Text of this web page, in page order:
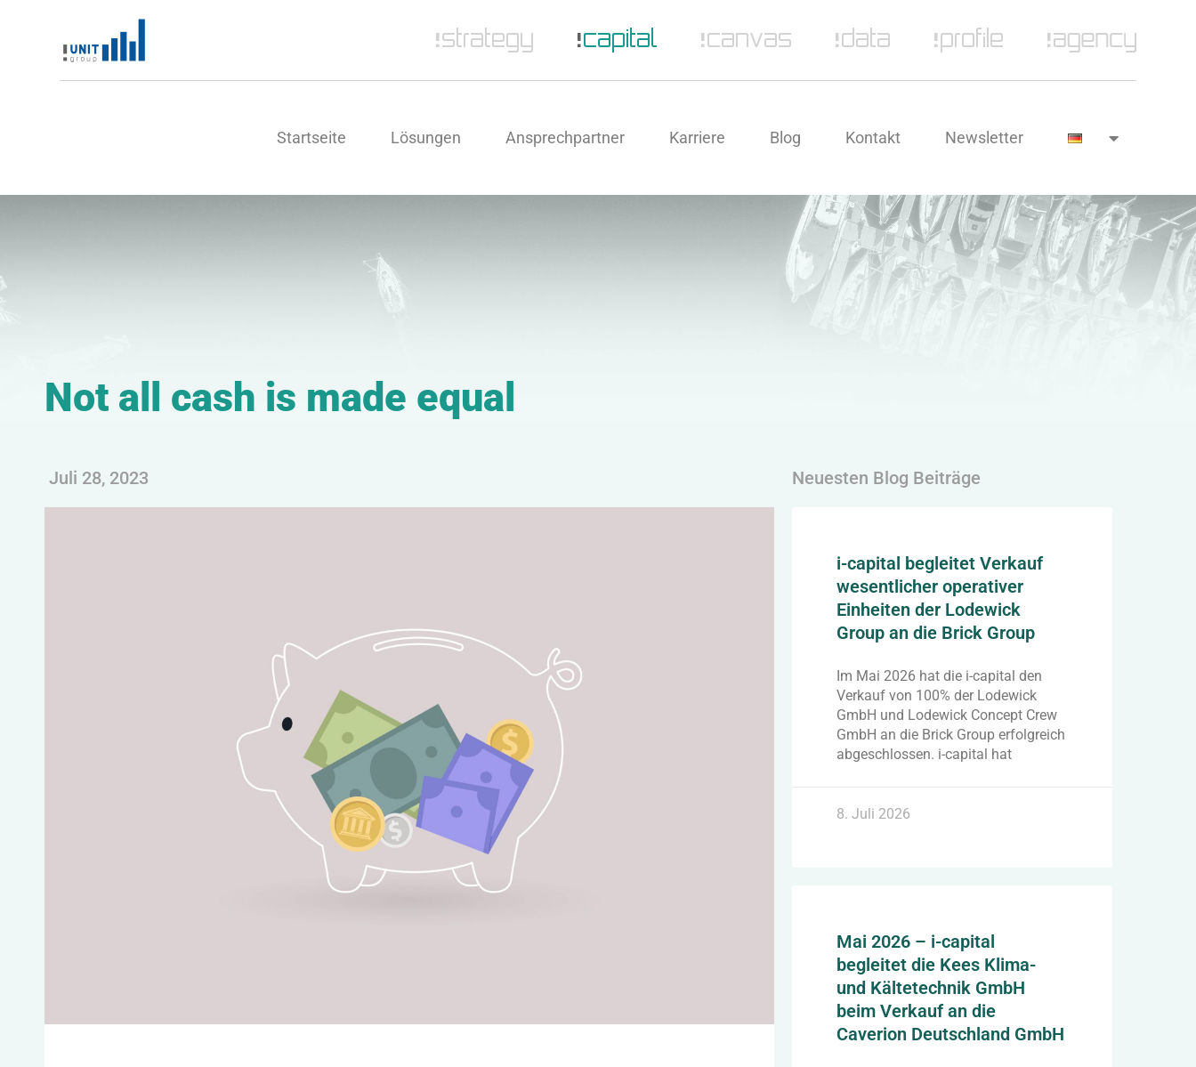
Startseite Lösungen Ansprechpartner Karriere Blog Kontakt Newsletter
Not all cash is made equal
Juli 28, 2023 Neuesten Blog Beiträge
i-capital begleitet Verkauf
wesentlicher operativer
Einheiten der Lodewick
Group an die Brick Group
Im Mai 2026 hat die i-capital den
Verkauf von 100% der Lodewick
GmbH und Lodewick Concept Crew
GmbH an die Brick Group erfolgreich
abgeschlossen. i-capital hat
8. Juli 2026
Mai 2026 – i-capital
begleitet die Kees Klima-
und Kältetechnik GmbH
beim Verkauf an die
Caverion Deutschland GmbH